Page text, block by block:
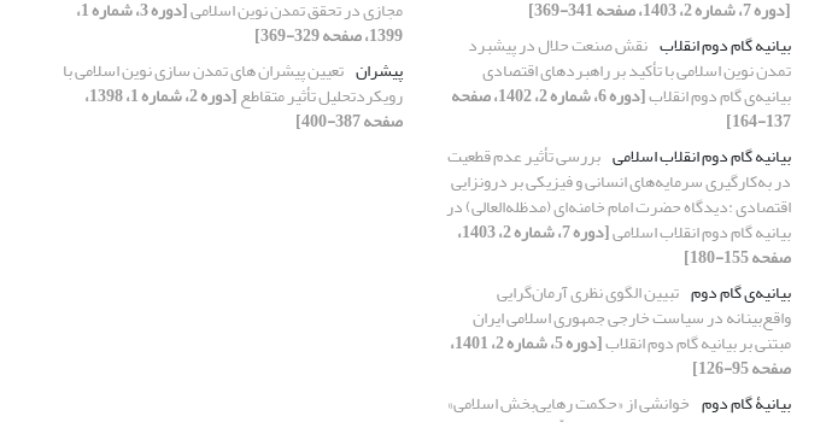
[دوره 7، شماره 2، 1403، صفحه 341-369]
بیانیه گام دوم انقلاب نقش صنعت حلال در پیشبرد
تمدن‌ نوین اسلامی با تأکید بر راهبردهای اقتصادی
بیانیه‌ی گام دوم انقلاب [دوره 6، شماره 2، 1402، صفحه
137-164]
بیانیه گام دوم انقلاب اسلامی بررسی تأثیر عدم قطعیت
در به‌کارگیری سرمایه‌های انسانی و فیزیکی بر درونزایی
اقتصادی :دیدگاه حضرت امام خامنه‌ای (مدظله‌العالی) در
بیانیه گام دوم انقلاب اسلامی [دوره 7، شماره 2، 1403،
صفحه 155-180]
بیانیه‌ی گام دوم تبیین الگوی نظری آرمان‌گرایی
واقع‌بینانه در سیاست خارجی جمهوری اسلامی ایران
مبتنی بر بیانیه گام دوم انقلاب [دوره 5، شماره 2، 1401،
صفحه 95-126]
بیانیۀ گام دوم خوانشی از «حکمت رهایی‌بخش اسلامی»
مجازی در تحقق تمدن نوین اسلامی [دوره 3، شماره 1،
1399، صفحه 329-369]
پیشران تعیین پیشران های تمدن سازی نوین اسلامی با
رویکردتحلیل تأثیر متقاطع [دوره 2، شماره 1، 1398،
صفحه 387-400]